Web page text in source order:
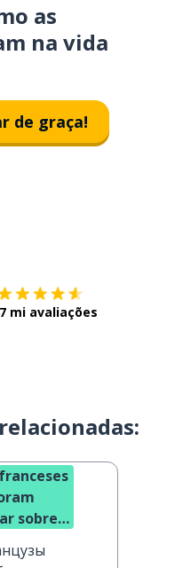
as
na vida
de graça!
mi avaliações
sobre